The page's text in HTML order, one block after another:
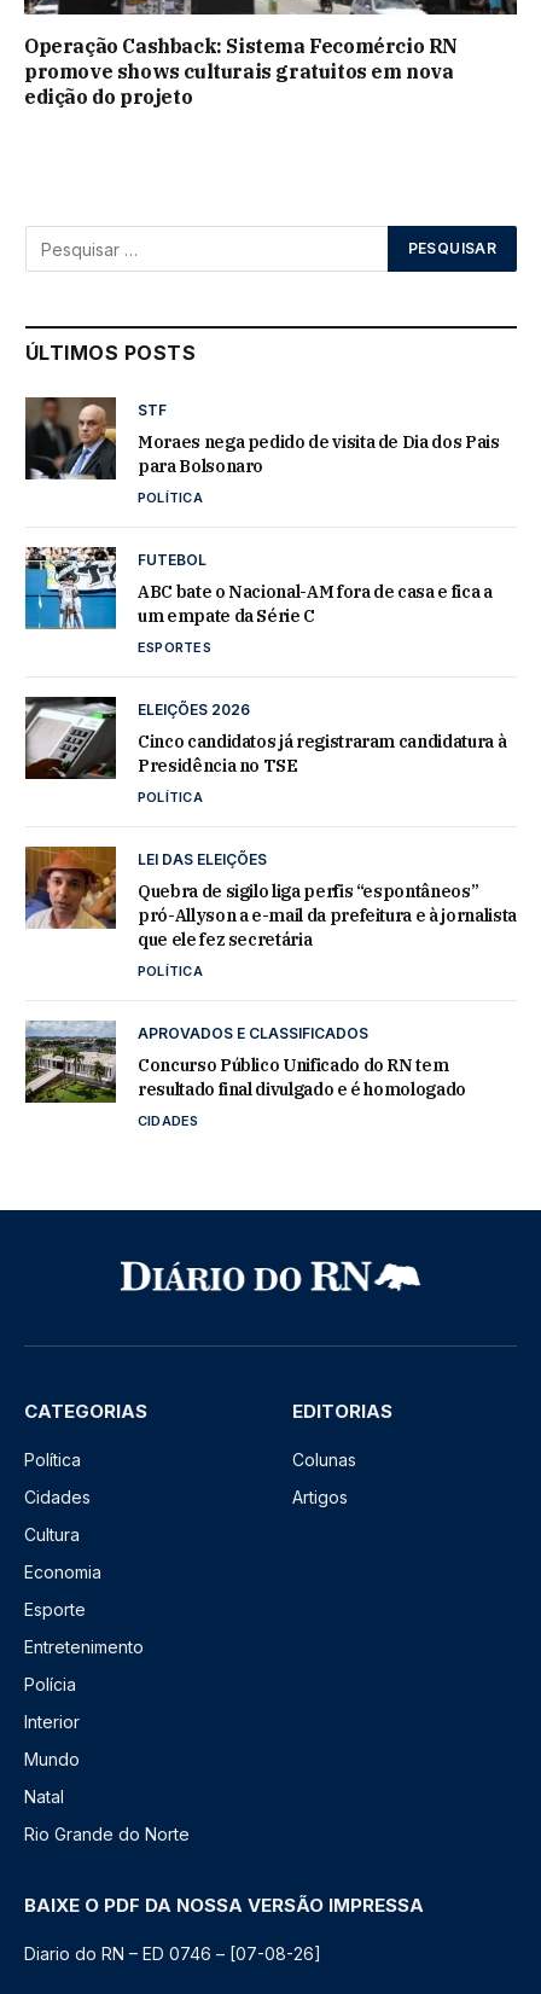
Operação Cashback: Sistema Fecomércio RN
promove shows culturais gratuitos em nova
edição do projeto
ÚLTIMOS POSTS
STF
Moraes nega pedido de visita de Dia dos Pais
para Bolsonaro
POLÍTICA
FUTEBOL
ABC bate o Nacional-AM fora de casa e fica a
um empate da Série C
ESPORTES
ELEIÇÕES 2026
Cinco candidatos já registraram candidatura à
Presidência no TSE
POLÍTICA
LEI DAS ELEIÇÕES
Quebra de sigilo liga perfis “espontâneos”
pró-Allyson a e-mail da prefeitura e à jornalista
que ele fez secretária
POLÍTICA
APROVADOS E CLASSIFICADOS
Concurso Público Unificado do RN tem
resultado final divulgado e é homologado
CIDADES
CATEGORIAS
Política
Cidades
Cultura
Economia
Esporte
Entretenimento
Polícia
Interior
Mundo
Natal
Rio Grande do Norte
EDITORIAS
Colunas
Artigos
BAIXE O PDF DA NOSSA VERSÃO IMPRESSA
Diario do RN – ED 0746 – [07-08-26]